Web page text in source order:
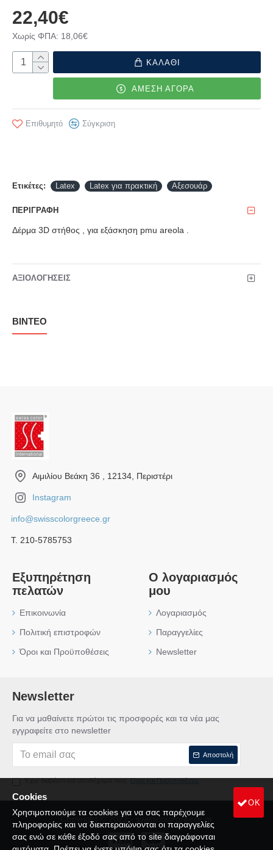
22,40€
Χωρίς ΦΠΑ: 18,06€
ΚΑΛΑΘΙ
ΑΜΕΣΗ ΑΓΟΡΑ
Επιθυμητό Σύγκριση
Ετικέτες: Latex Latex για πρακτική Αξεσουάρ
ΠΕΡΙΓΡΑΦΉ
Δέρμα 3D στήθος , για εξάσκηση pmu areola .
ΑΞΙΟΛΟΓΉΣΕΙΣ
ΒΊΝΤΕΟ
Αιμιλίου Βεάκη 36 , 12134, Περιστέρι
Instagram
info@swisscolorgreece.gr
Τ. 210-5785753
Εξυπηρέτηση
πελατών
Επικοινωνία
Πολιτική επιστροφών
Όροι και Προϋποθέσεις
Ο λογαριασμός
μου
Λογαριασμός
Παραγγελίες
Newsletter
Newsletter
Για να μαθαίνετε πρώτοι τις προσφορές και τα νέα μας
εγγραφείτε στο newsletter
Αποστολή
Έχω διαβάσει και αποδέχομαι τους Όροι και Προϋποθέσεις
Copyright © 2022 - swisscolorgreece.gr
OK
Cookies
Χρησιμοποιούμε τα cookies για να σας παρέχουμε
πληροφορίες και να διεκπεραιώνονται οι παραγγελίες
σας ενώ σε κάθε έξοδό σας από το site διαγράφονται